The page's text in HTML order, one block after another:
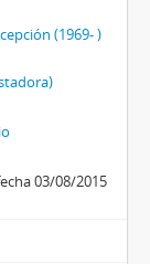
(1969- )
03/08/2015